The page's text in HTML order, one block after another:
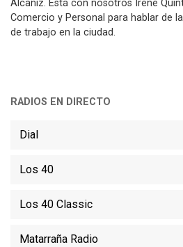
Alcañiz. Está con nosotros Irene
Comercio y Personal para hablar de
de trabajo en la ciudad.
RADIOS EN DIRECTO
Dial
Los 40
Los 40 Classic
Matarraña Radio